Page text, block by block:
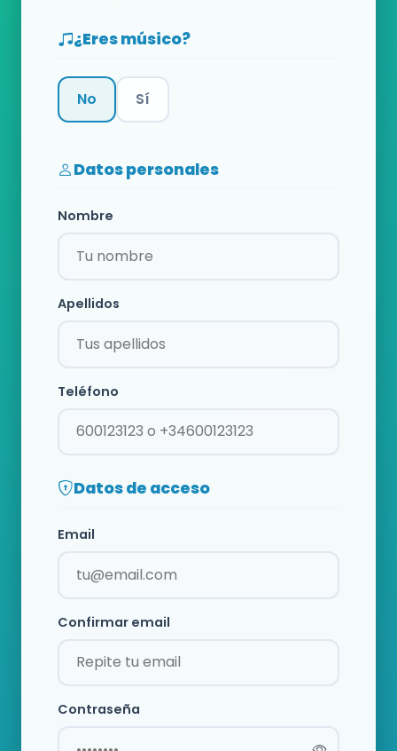
¿Eres músico?
No Sí
Datos personales
Nombre
Apellidos
Teléfono
Datos de acceso
Email
Confirmar email
Contraseña